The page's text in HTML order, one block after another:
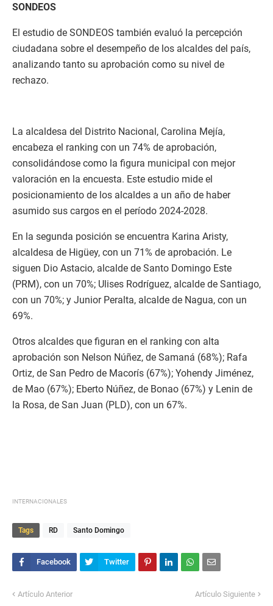
SONDEOS
El estudio de SONDEOS también evaluó la percepción
ciudadana sobre el desempeño de los alcaldes del país,
analizando tanto su aprobación como su nivel de
rechazo.
La alcaldesa del Distrito Nacional, Carolina Mejía,
encabeza el ranking con un 74% de aprobación,
consolidándose como la figura municipal con mejor
valoración en la encuesta. Este estudio mide el
posicionamiento de los alcaldes a un año de haber
asumido sus cargos en el período 2024-2028.
En la segunda posición se encuentra Karina Aristy,
alcaldesa de Higüey, con un 71% de aprobación. Le
siguen Dio Astacio, alcalde de Santo Domingo Este
(PRM), con un 70%; Ulises Rodríguez, alcalde de Santiago,
con un 70%; y Junior Peralta, alcalde de Nagua, con un
69%.
Otros alcaldes que figuran en el ranking con alta
aprobación son Nelson Núñez, de Samaná (68%); Rafa
Ortiz, de San Pedro de Macorís (67%); Yohendy Jiménez,
de Mao (67%); Eberto Núñez, de Bonao (67%) y Lenin de
la Rosa, de San Juan (PLD), con un 67%.
INTERNACIONALES
Tags RD Santo Domingo
Artículo Anterior Artículo Siguiente